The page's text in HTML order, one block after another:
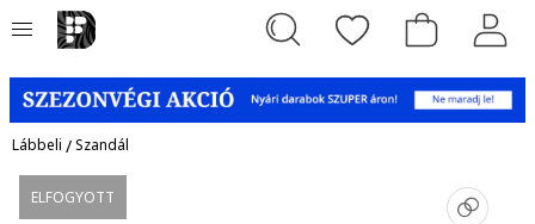
Lábbeli /Szandál
ELFOGYOTT